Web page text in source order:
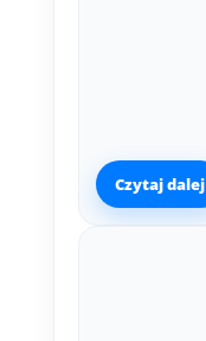
Czytaj dalej